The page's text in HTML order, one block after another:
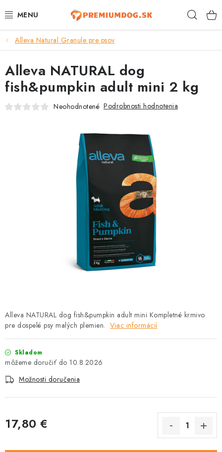
na
TOP 100 PRODUKTOV
NOVINKY
AKCIE
HOSPODÁRSKE ZVIERATÁ
VONKAJŠIE VTÁCTVO
GELOREN KĽBOVÁ VÝŽIVA
CHOVATEĽSKÉ POTREBY
Alleva Natural Granule pre psov
Alleva NATURAL dog fish&pumpkin adult mini Kompletné krmivo
pre dospelé psy malých plemien. Viac informácií
Skladom
10.8.2026
Možnosti doručenia
17,80 €
Alleva NATURAL dog
fish&pumpkin adult mini 2 kg
Neohodnotené Podrobnosti hodnotenia